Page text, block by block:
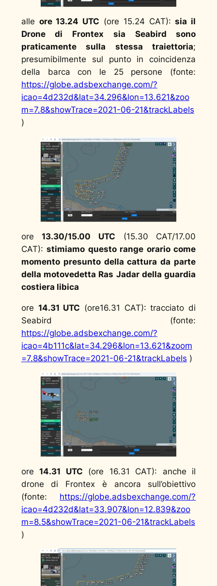
alle ore 13.24 UTC (ore 15.24 CAT):sia il
Drone di Frontex sia Seabird sono
praticamente sulla stessa traiettoria;
presumibilmente sul punto in coincidenza
della barca con le 25 persone (fonte:
https://globe.adsbexchange.com/?
icao=4d232d&lat=34.296&lon=13.621&zoo
m=7.8&showTrace=2021-06-21&trackLabels
)
ore13.30/15.00 UTC (15.30 CAT/17.00
CAT):stimiamo questo range orario come
momento presunto della cattura da parte
della motovedetta Ras Jadar della guardia
costiera libica
ore 14.31 UTC (ore16.31 CAT): tracciato di
Seabird (fonte:
https://globe.adsbexchange.com/?
icao=4b111c&lat=34.296&lon=13.621&zoom
=7.8&showTrace=2021-06-21&trackLabels )
ore14.31 UTC (ore 16.31 CAT): anche il
drone di Frontex è ancora sull’obiettivo
(fonte: https://globe.adsbexchange.com/?
icao=4d232d&lat=33.907&lon=12.839&zoo
m=8.5&showTrace=2021-06-21&trackLabels
)